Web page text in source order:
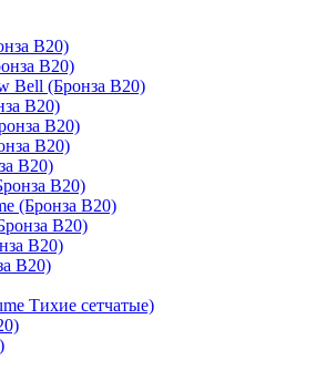
B20)
B20)
Bell (Бронза B20)
B20)
B20)
B20)
B20)
B20)
(Бронза B20)
B20)
B20)
B20)
Тихие сетчатые)